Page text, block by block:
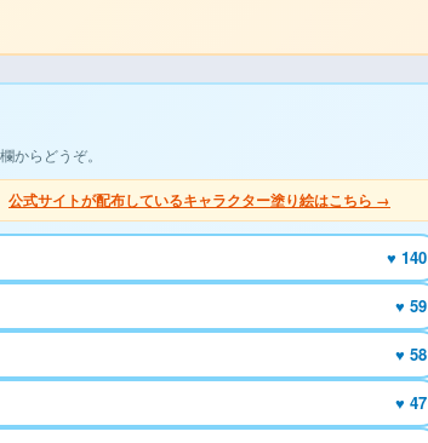
からどうぞ。
公式サイトが配布しているキャラクター塗り絵はこちら →
♥ 140
♥ 59
♥ 58
♥ 47